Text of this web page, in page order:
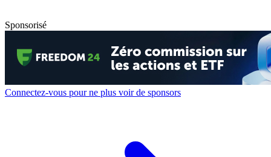
Sponsorisé
Connectez-vous pour ne plus voir de sponsors